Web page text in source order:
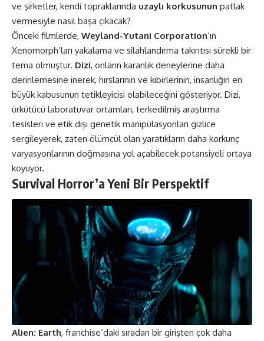
ve şirketler, kendi topraklarında uzaylı korkusunun patlak
vermesiyle nasıl başa çıkacak?
Önceki filmlerde, Weyland-Yutani Corporation‘ın
Xenomorph’ları yakalama ve silahlandırma takıntısı sürekli bir
tema olmuştur. Dizi, onların karanlık deneylerine daha
derinlemesine inerek, hırslarının ve kibirlerinin, insanlığın en
büyük kabusunun tetikleyicisi olabileceğini gösteriyor. Dizi,
ürkütücü laboratuvar ortamları, terkedilmiş araştırma
tesisleri ve etik dışı genetik manipülasyonları gizlice
sergileyerek, zaten ölümcül olan yaratıkların daha korkunç
varyasyonlarının doğmasına yol açabilecek potansiyeli ortaya
koyuyor​.
Survival Horror’a Yeni Bir Perspektif
Alien: Earth, franchise’daki sıradan bir girişten çok daha